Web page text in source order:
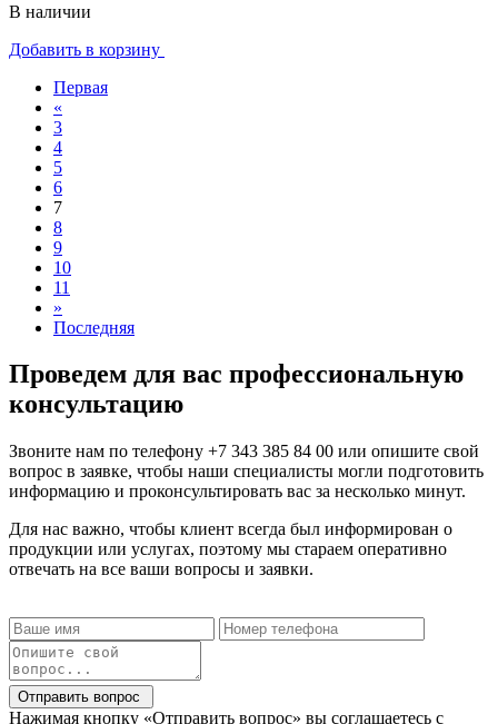
В наличии
Добавить в корзину
Первая
«
3
4
5
6
7
8
9
10
11
»
Последняя
Проведем для вас профессиональную
консультацию
Звоните нам по телефону +7 343 385 84 00 или опишите свой
вопрос в заявке, чтобы наши специалисты могли подготовить
информацию и проконсультировать вас за несколько минут.
Для нас важно, чтобы клиент всегда был информирован о
продукции или услугах, поэтому мы стараем оперативно
отвечать на все ваши вопросы и заявки.
Отправить вопрос
Нажимая кнопку «Отправить вопрос» вы соглашаетесь с